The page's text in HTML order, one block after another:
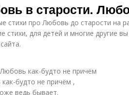
в старости.
стихи про Любовь до старости на
стихи, для детей и многие другие
как-будто не причём
будто не причём ,
ведь бывает.